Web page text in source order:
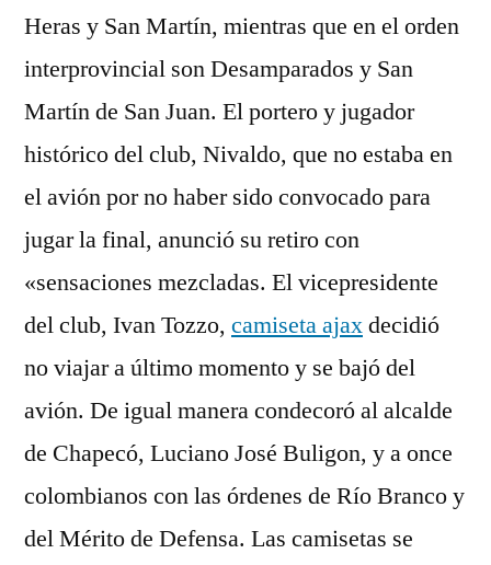
Heras y San Martín, mientras que en el orden
interprovincial son Desamparados y San
Martín de San Juan. El portero y jugador
histórico del club, Nivaldo, que no estaba en
el avión por no haber sido convocado para
jugar la final, anunció su retiro con
«sensaciones mezcladas. El vicepresidente
del club, Ivan Tozzo, camiseta ajaxdecidió
no viajar a último momento y se bajó del
avión. De igual manera condecoró al alcalde
de Chapecó, Luciano José Buligon, y a once
colombianos con las órdenes de Río Branco y
del Mérito de Defensa. Las camisetas se